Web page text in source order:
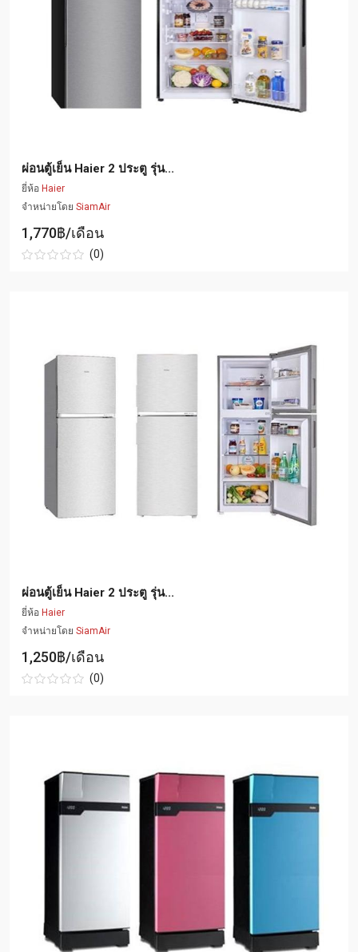
ผ่อนตู้เย็น Haier 2 ประตู รุ่น...
ยี่ห้อ Haier
จำหน่ายโดย SiamAir
1,770฿/เดือน
(0)
ผ่อนตู้เย็น Haier 2 ประตู รุ่น...
ยี่ห้อ Haier
จำหน่ายโดย SiamAir
1,250฿/เดือน
(0)